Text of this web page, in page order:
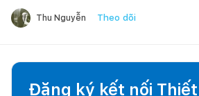
Thu Nguyễn Theo dõi
Đăng ký kết nối